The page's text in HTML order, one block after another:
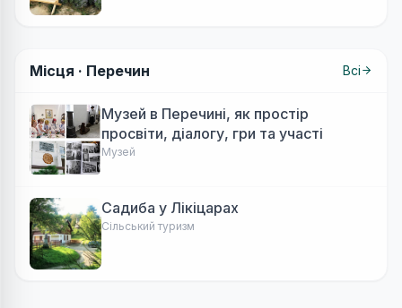
Місця · Перечин Всі
Музей в Перечині, як простір
просвіти, діалогу, гри та участі
Музей
Садиба у Лікіцарах
Сільський туризм